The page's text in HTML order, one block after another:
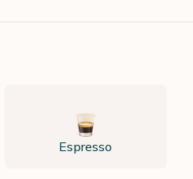
Espresso